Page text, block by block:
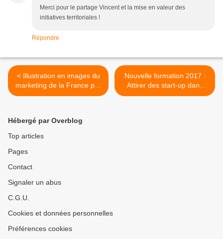
Merci pour le partage Vincent et la mise en valeur des
initiatives territoriales !
Répondre
< Illustration en images du
marketing de la France par
la French Tech
Nouvelle formation 2017 :
Attirer des start-up dans
son territoire avec des
Hébergé par Overblog
Top articles
Pages
Contact
Signaler un abus
C.G.U.
Cookies et données personnelles
Préférences cookies